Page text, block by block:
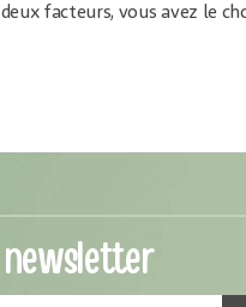
deux facteurs, vous avez le